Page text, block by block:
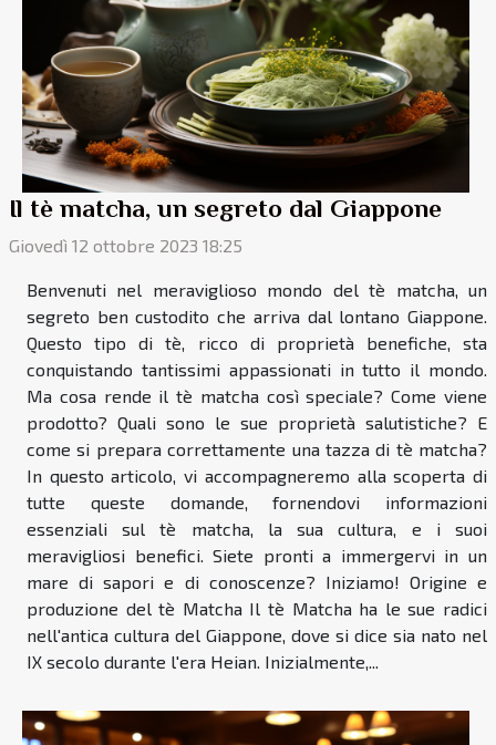
Il tè matcha, un segreto dal Giappone
Giovedì 12 ottobre 2023 18:25
Benvenuti nel meraviglioso mondo del tè matcha, un
segreto ben custodito che arriva dal lontano Giappone.
Questo tipo di tè, ricco di proprietà benefiche, sta
conquistando tantissimi appassionati in tutto il mondo.
Ma cosa rende il tè matcha così speciale? Come viene
prodotto? Quali sono le sue proprietà salutistiche? E
come si prepara correttamente una tazza di tè matcha?
In questo articolo, vi accompagneremo alla scoperta di
tutte queste domande, fornendovi informazioni
essenziali sul tè matcha, la sua cultura, e i suoi
meravigliosi benefici. Siete pronti a immergervi in un
mare di sapori e di conoscenze? Iniziamo! Origine e
produzione del tè Matcha Il tè Matcha ha le sue radici
nell'antica cultura del Giappone, dove si dice sia nato nel
IX secolo durante l'era Heian. Inizialmente,...